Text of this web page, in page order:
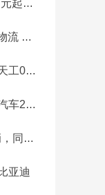
面进阶
达通
万元
增长信号
蓄势待发
亚迪